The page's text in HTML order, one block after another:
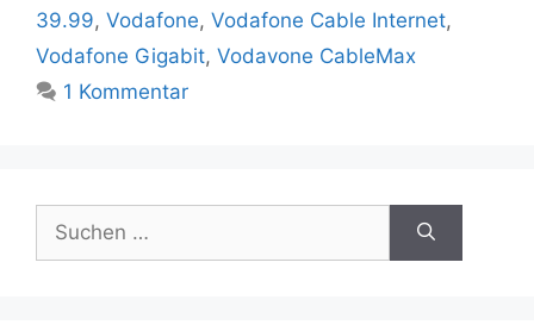
39.99, Vodafone, Vodafone Cable Internet,
Vodafone Gigabit, Vodavone CableMax
1 Kommentar
nach: